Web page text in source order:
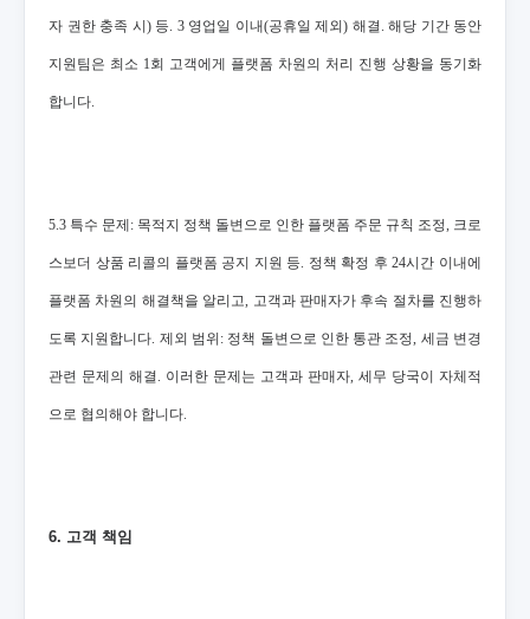
자 권한 충족 시) 등. 3 영업일 이내(공휴일 제외) 해결. 해당 기간 동안
지원팀은 최소 1회 고객에게 플랫폼 차원의 처리 진행 상황을 동기화
합니다.
5.3 특수 문제: 목적지 정책 돌변으로 인한 플랫폼 주문 규칙 조정, 크로
스보더 상품 리콜의 플랫폼 공지 지원 등. 정책 확정 후 24시간 이내에
플랫폼 차원의 해결책을 알리고, 고객과 판매자가 후속 절차를 진행하
도록 지원합니다. 제외 범위: 정책 돌변으로 인한 통관 조정, 세금 변경
관련 문제의 해결. 이러한 문제는 고객과 판매자, 세무 당국이 자체적
으로 협의해야 합니다.
6. 고객 책임